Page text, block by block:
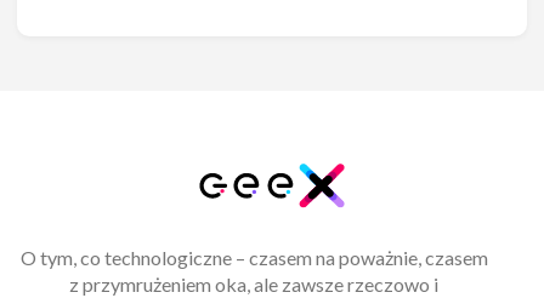
O tym, co technologiczne – czasem na poważnie, czasem
z przymrużeniem oka, ale zawsze rzeczowo i